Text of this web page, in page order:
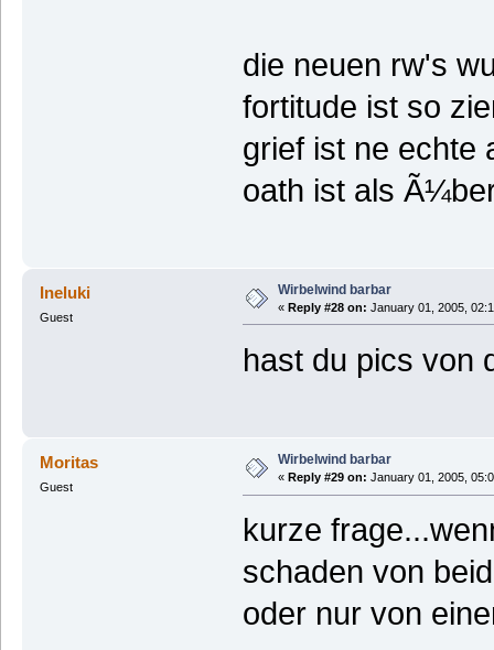
die neuen rw's
fortitude ist so
grief ist ne echte
oath ist als
Ineluki
Guest
Wirbelwind barbar
« Reply #28 on: January 01, 2005,
hast du pics von
Moritas
Guest
Wirbelwind barbar
« Reply #29 on: January 01, 2005,
kurze
schaden von
oder nur von